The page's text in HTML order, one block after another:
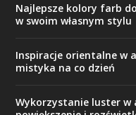
Najlepsze kolory farb
w swoim własnym stylu
Inspiracje orientalne w
mistyka na co dzień
Wykorzystanie luster w